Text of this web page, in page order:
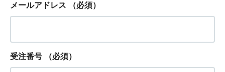
メールアドレス （必須）
受注番号 （必須）